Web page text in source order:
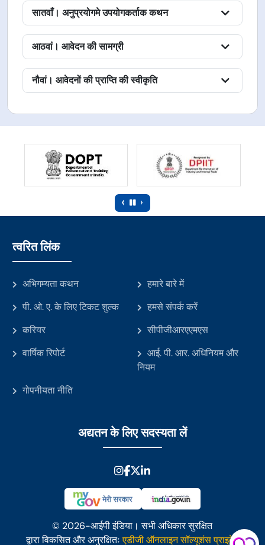
सातवाँ। अनुप्रयोगमे उपयोगकर्ताक कथन
आठवां। आवेदन की सामग्री
नौवां। आवेदनों की प्राप्ति की स्वीकृति
‹ ›
त्वरित लिंक
अभिगम्यता कथन
हमारे बारे में
पी. ओ. ए. के लिए टिकट शुल्क
हमसे संपर्क करें
करियर
सीपीजीआरएएमएस
वार्षिक रिपोर्ट
आई. पी. आर. अधिनियम और
नियम
गोपनीयता नीति
अद्यतन के लिए सदस्यता लें
© 2026-आईपी इंडिया। सभी अधिकार सुरक्षित
द्वारा विकसित और अनुरक्षितःएडीजी ऑनलाइन सॉल्यूशंस प्राइवेट